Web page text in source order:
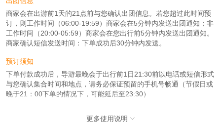
商家会在出游前1天的21点前与您确认出团信息。若您超过此时间预
订，则工作时间（06:00-19:59）商家会在5分钟内发送出团通知；非
工作时间（20:00-05:59）商家会在您出行前5分钟内发送出团通知。
商家确认短信发送时间：下单成功后30分钟内发送。
预订须知
下单付款成功后，导游最晚会于出行前1日21:30前以电话或短信形式
与您确认集合时间和地点，请务必保证预留的手机号畅通（节假日或
晚于21：00下单的情况下，可能延后至23:30）
更多使用说明 